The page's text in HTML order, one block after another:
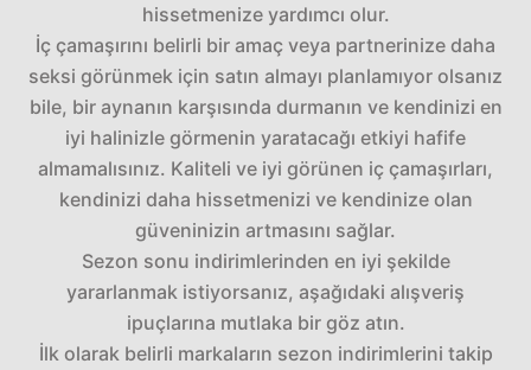
hissetmenize yardımcı olur.
İç çamaşırını belirli bir amaç veya partnerinize daha
seksi görünmek için satın almayı planlamıyor olsanız
bile, bir aynanın karşısında durmanın ve kendinizi en
iyi halinizle görmenin yaratacağı etkiyi hafife
almamalısınız. Kaliteli ve iyi görünen iç çamaşırları,
kendinizi daha hissetmenizi ve kendinize olan
güveninizin artmasını sağlar.
Sezon sonu indirimlerinden en iyi şekilde
yararlanmak istiyorsanız, aşağıdaki alışveriş
ipuçlarına mutlaka bir göz atın.
İlk olarak belirli markaların sezon indirimlerini takip